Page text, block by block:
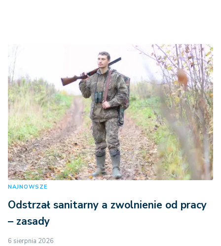
NAJNOWSZE
Odstrzał sanitarny a zwolnienie od pracy
– zasady
6 sierpnia 2026